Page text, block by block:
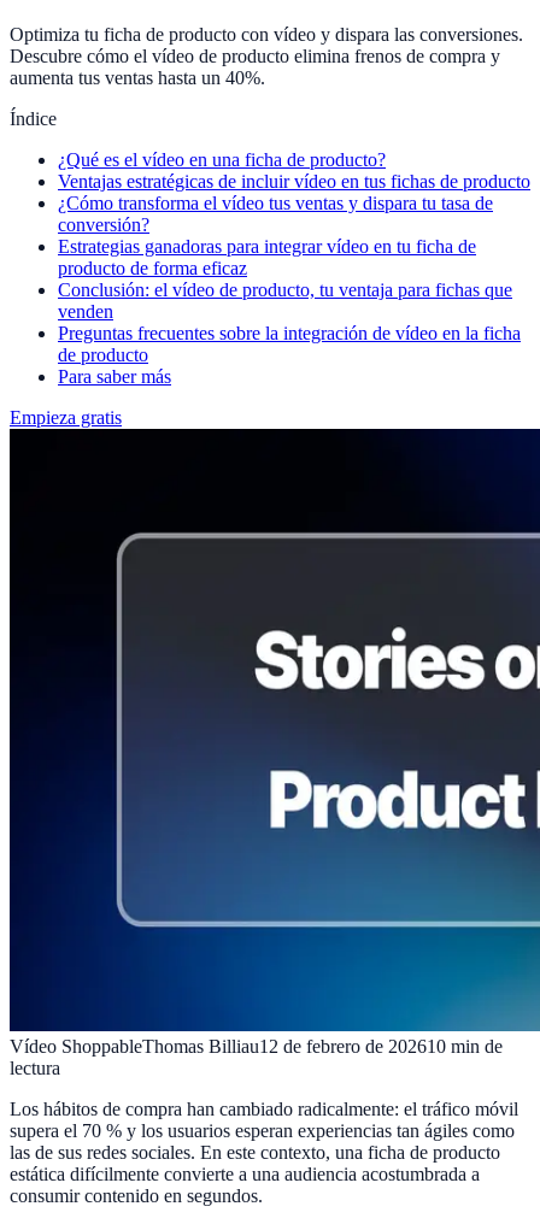
Optimiza tu ficha de producto con vídeo y dispara las conversiones.
Descubre cómo el vídeo de producto elimina frenos de compra y
aumenta tus ventas hasta un 40%.
Índice
¿Qué es el vídeo en una ficha de producto?
Ventajas estratégicas de incluir vídeo en tus fichas de producto
¿Cómo transforma el vídeo tus ventas y dispara tu tasa de
conversión?
Estrategias ganadoras para integrar vídeo en tu ficha de
producto de forma eficaz
Conclusión: el vídeo de producto, tu ventaja para fichas que
venden
Preguntas frecuentes sobre la integración de vídeo en la ficha
de producto
Para saber más
Empieza gratis
Vídeo ShoppableThomas Billiau12 de febrero de 202610 min de
lectura
Los hábitos de compra han cambiado radicalmente: el tráfico móvil
supera el 70 % y los usuarios esperan experiencias tan ágiles como
las de sus redes sociales. En este contexto, una ficha de producto
estática difícilmente convierte a una audiencia acostumbrada a
consumir contenido en segundos.